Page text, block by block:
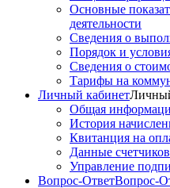
Основные
деятельности
Сведения о
Порядок и
Сведения о
Тарифы на
Личный кабинет
Общая
История
Квитанция на
Данные счетчиков
Управление
Вопрос-ОтветВопрос-